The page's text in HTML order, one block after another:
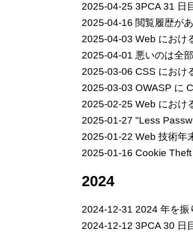
2025-04-25 3PCA 31 日
2025-04-16 閲覧履歴が
2025-04-03 Web におけ
2025-04-01 悪いのは全
2025-03-06 CSS におけ
2025-03-03 OWASP に
2025-02-25 Web におけ
2025-01-27 "Less
2025-01-22 Web 技術年
2025-01-16 Cookie
2024
2024-12-31 2024 年を振
2024-12-12 3PCA 30 日